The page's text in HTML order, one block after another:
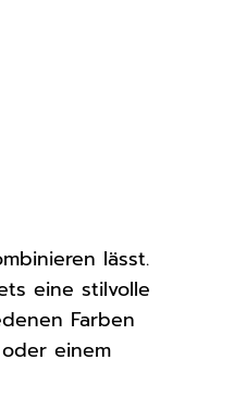
lässt.
eine stilvolle
Farben
einem